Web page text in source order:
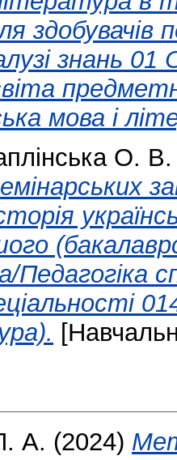
знань 01
мова і
О. В.
Педагогіка
А. (2024)